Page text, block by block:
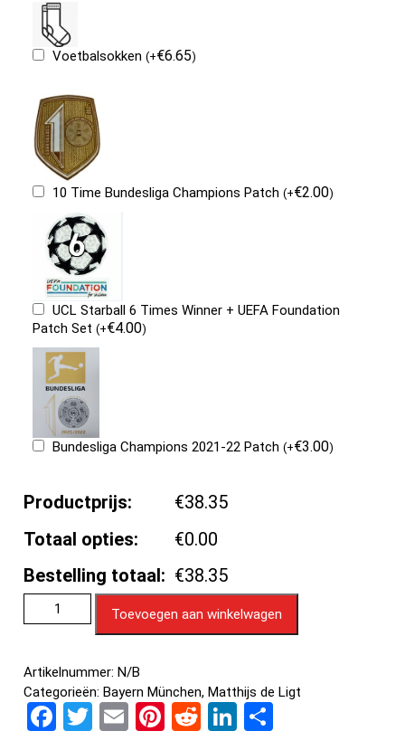
Voetbalsokken(+€6.65)
10 Time Bundesliga Champions Patch(+€2.00)
UCL Starball 6 Times Winner + UEFA Foundation
Patch Set(+€4.00)
Bundesliga Champions 2021-22 Patch(+€3.00)
Productprijs:
€38.35
Totaal opties:
€0.00
Bestelling totaal: €38.35
Toevoegen aan winkelwagen
Artikelnummer:N/B
Categorieën:Bayern München,Matthijs de Ligt
F
T
E
Pi R
Li